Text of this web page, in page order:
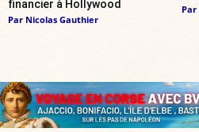
financier à Hollywood
Par Nicolas Gauthier
Par